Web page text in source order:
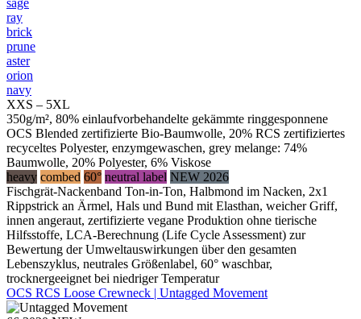
ray
brick
prune
aster
orion
navy
XXS – 5XL
350g/m², 80% einlaufvorbehandelte gekämmte ringgesponnene
OCS Blended zertifizierte Bio-Baumwolle, 20% RCS zertifiziertes
recyceltes Polyester, enzymgewaschen, grey melange: 74%
Baumwolle, 20% Polyester, 6% Viskose
heavy combed 60° neutral label NEW 2026
Fischgrät-Nackenband Ton-in-Ton, Halbmond im Nacken, 2x1
Rippstrick an Ärmel, Hals und Bund mit Elasthan, weicher Griff,
innen angeraut, zertifizierte vegane Produktion ohne tierische
Hilfsstoffe, LCA-Berechnung (Life Cycle Assessment) zur
Bewertung der Umweltauswirkungen über den gesamten
Lebenszyklus, neutrales Größenlabel, 60° waschbar,
trocknergeeignet bei niedriger Temperatur
OCS RCS Loose Crewneck | Untagged Movement